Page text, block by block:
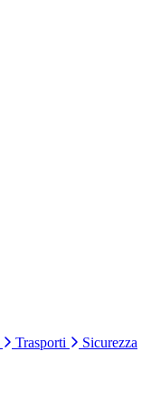
Trasporti
Sicurezza